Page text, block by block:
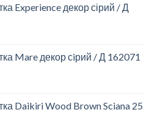
Experience декор сірий / Д
Mare декор сiрий / Д 162071
Daikiri Wood Brown Sciana 25